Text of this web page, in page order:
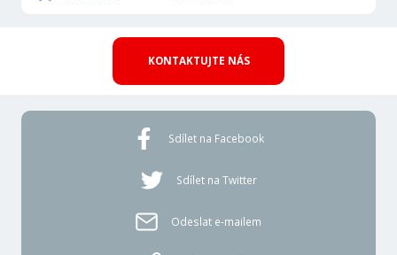
KONTAKTUJTE NÁS
Sdílet na Facebook
Sdílet na Twitter
Odeslat e-mailem